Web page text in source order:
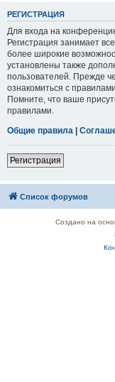
РЕГИСТРАЦИЯ
Для входа на
Регистрация занимает
более широкие
установлены также
пользователей. Прежде
ознакомиться с
Помните, что ваше
правилами.
Общие правила |
Регистрация
Список форумов
Создано на